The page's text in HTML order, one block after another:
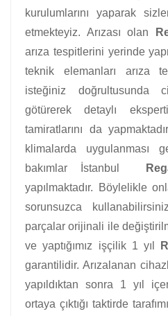
kurulumlarını yaparak
etmekteyiz. Arızası olan
arıza tespitlerini yerinde
teknik elemanları arıza
isteğiniz doğrultusunda
götürerek detaylı
tamiratlarını da
klimalarda uygulanması
bakımlar İstanbul
yapılmaktadır. Böylelikle
sorunsuzca
parçalar orijinali ile
ve yaptığımız işçilik 1 yıl
garantilidir. Arızalanan
yapıldıktan sonra 1 yıl
ortaya çıktığı taktirde